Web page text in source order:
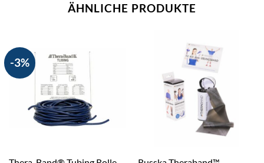
ÄHNLICHE PRODUKTE
-3%